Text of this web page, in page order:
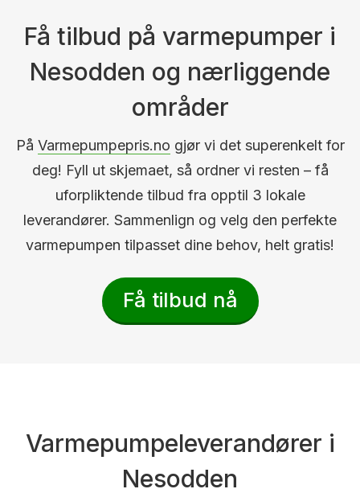
Få tilbud på varmepumper i
Nesodden og nærliggende
områder
På Varmepumpepris.no gjør vi det superenkelt for
deg! Fyll ut skjemaet, så ordner vi resten – få
uforpliktende tilbud fra opptil 3 lokale
leverandører. Sammenlign og velg den perfekte
varmepumpen tilpasset dine behov, helt gratis!
Få tilbud nå
Varmepumpeleverandører i
Nesodden